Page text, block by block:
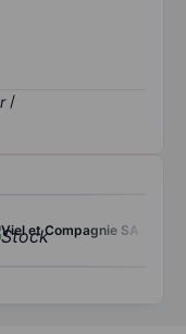
/
Viel et Compagnie SA